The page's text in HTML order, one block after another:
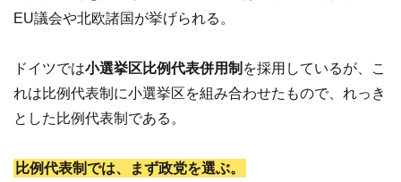
EU議会や北欧諸国が挙げられる。
ドイツでは小選挙区比例代表併用制 を採用しているが、こ
れは比例代表制に小選挙区を組み合わせたもので、れっき
とした比例代表制である。
比例代表制では、まず政党を選ぶ。